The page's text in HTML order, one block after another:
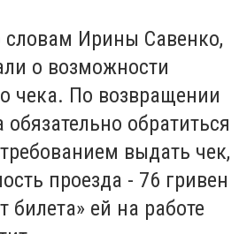
словам Ирины Савенко,
о возможности
чека. По возвращении
обратиться
выдать чек,
проезда - 76 гривен
билета» ей на работе